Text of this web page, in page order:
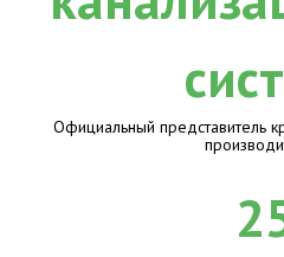
Официальный представитель